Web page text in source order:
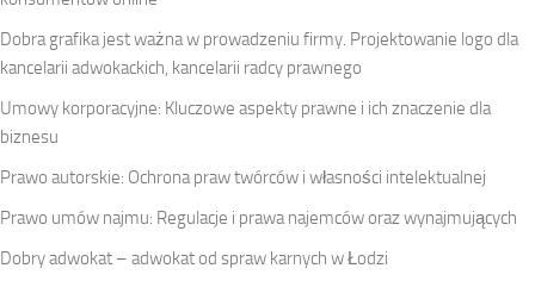
Dobra grafika jest ważna w prowadzeniu firmy. Projektowanie logo dla
kancelarii adwokackich, kancelarii radcy prawnego
Umowy korporacyjne: Kluczowe aspekty prawne i ich znaczenie dla
biznesu
Prawo autorskie: Ochrona praw twórców i własności intelektualnej
Prawo umów najmu: Regulacje i prawa najemców oraz wynajmujących
Dobry adwokat – adwokat od spraw karnych w Łodzi